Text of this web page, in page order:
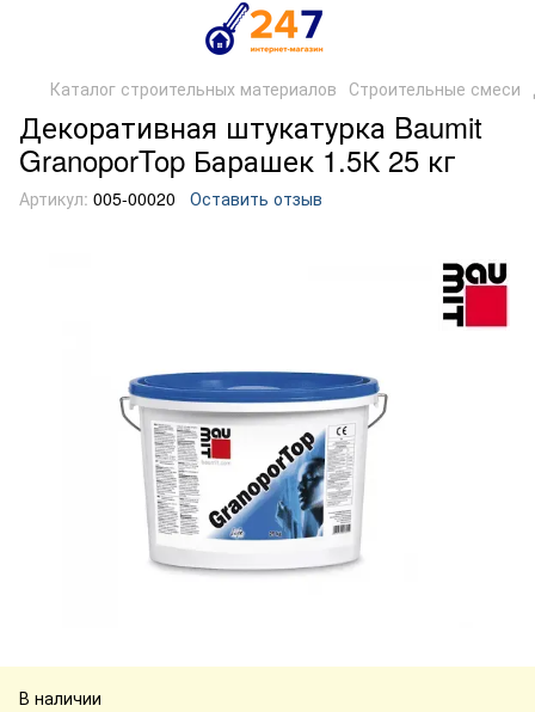
Каталог строительных материалов Строительные смеси
Декоративная штукатурка Baumit
GranoporTop Барашек 1.5К 25 кг
Артикул: 005-00020 Оставить отзыв
В наличии